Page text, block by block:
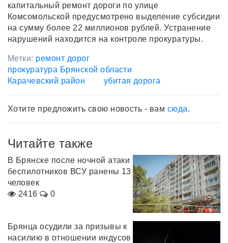
капитальный ремонт дороги по улице
Комсомольской предусмотрено выделение субсидии
на сумму более 22 миллионов рублей. Устранение
нарушений находится на контроле прокуратуры.
Метки: ремонт дорог
прокуратура Брянской области
Карачевский район
убитая дорога
Хотите предложить свою новость - вам сюда.
Читайте также
В Брянске после ночной атаки
беспилотников ВСУ ранены 13
человек
2416
0
Брянца осудили за призывы к
насилию в отношении индусов